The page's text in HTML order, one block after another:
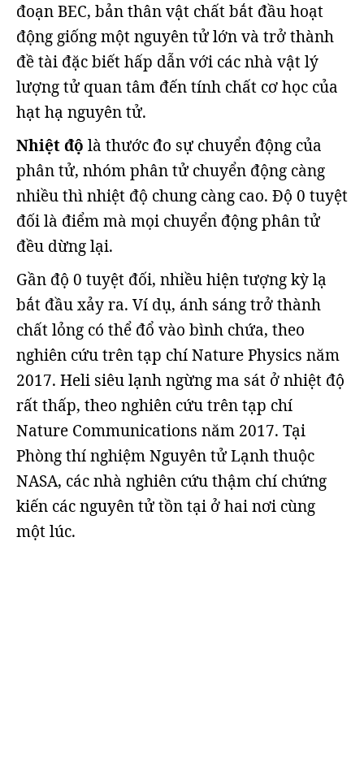
đoạn BEC, bản thân vật chất bắt đầu hoạt
động giống một nguyên tử lớn và trở thành
đề tài đặc biết hấp dẫn với các nhà vật lý
lượng tử quan tâm đến tính chất cơ học của
hạt hạ nguyên tử.
Nhiệt độ là thước đo sự chuyển động của
phân tử, nhóm phân tử chuyển động càng
nhiều thì nhiệt độ chung càng cao. Độ 0 tuyệt
đối là điểm mà mọi chuyển động phân tử
đều dừng lại.
Gần độ 0 tuyệt đối, nhiều hiện tượng kỳ lạ
bắt đầu xảy ra. Ví dụ, ánh sáng trở thành
chất lỏng có thể đổ vào bình chứa, theo
nghiên cứu trên tạp chí Nature Physics năm
2017. Heli siêu lạnh ngừng ma sát ở nhiệt độ
rất thấp, theo nghiên cứu trên tạp chí
Nature Communications năm 2017. Tại
Phòng thí nghiệm Nguyên tử Lạnh thuộc
NASA, các nhà nghiên cứu thậm chí chứng
kiến các nguyên tử tồn tại ở hai nơi cùng
một lúc.